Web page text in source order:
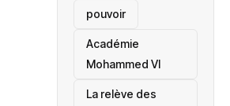
pouvoir
Académie
Mohammed VI
La relève des